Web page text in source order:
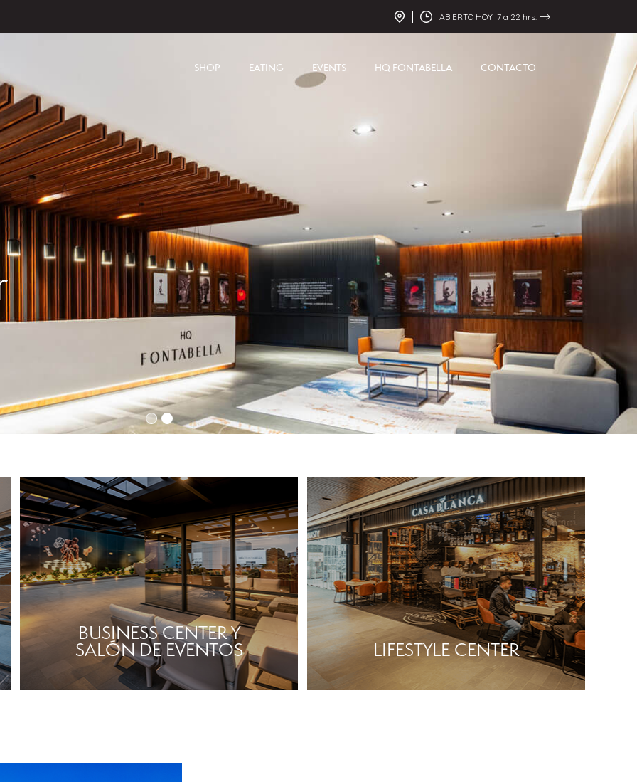
ABIERTO HOY 7 a 22 hrs.
SHOP EATING EVENTS HQ FONTABELLA CONTACTO
BUSINESS CENTER Y
SALÓN DE EVENTOS LIFESTYLE CENTER